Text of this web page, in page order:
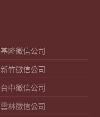
基隆徵信公司
新竹徵信公司
台中徵信公司
雲林徵信公司